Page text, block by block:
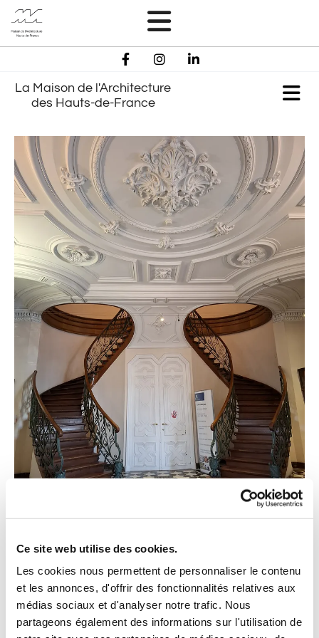
Ce site web utilise des cookies.
Les cookies nous permettent de personnaliser le contenu
et les annonces, d'offrir des fonctionnalités relatives aux
médias sociaux et d'analyser notre trafic. Nous
partageons également des informations sur l'utilisation de
La Maison de l'Architecture
des Hauts-de-France
01/05/2025par MdA
Test journal de bord
fdsfds
fdsfdsfs